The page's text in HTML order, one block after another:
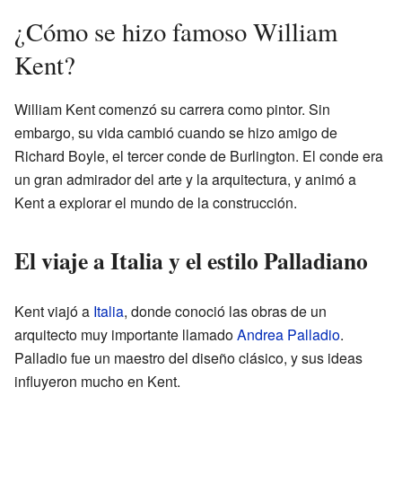
¿Cómo se hizo famoso William
Kent?
William Kent comenzó su carrera como pintor. Sin
embargo, su vida cambió cuando se hizo amigo de
Richard Boyle, el tercer conde de Burlington. El conde era
un gran admirador del arte y la arquitectura, y animó a
Kent a explorar el mundo de la construcción.
El viaje a Italia y el estilo Palladiano
Kent viajó a Italia, donde conoció las obras de un
arquitecto muy importante llamadoAndrea Palladio.
Palladio fue un maestro del diseño clásico, y sus ideas
influyeron mucho en Kent.